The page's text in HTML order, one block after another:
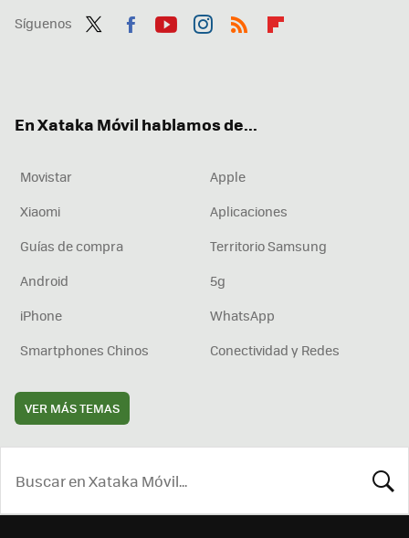
Síguenos
En Xataka Móvil hablamos de...
Movistar
Apple
Xiaomi
Aplicaciones
Guías de compra
Territorio Samsung
Android
5g
iPhone
WhatsApp
Smartphones Chinos
Conectividad y Redes
VER MÁS TEMAS